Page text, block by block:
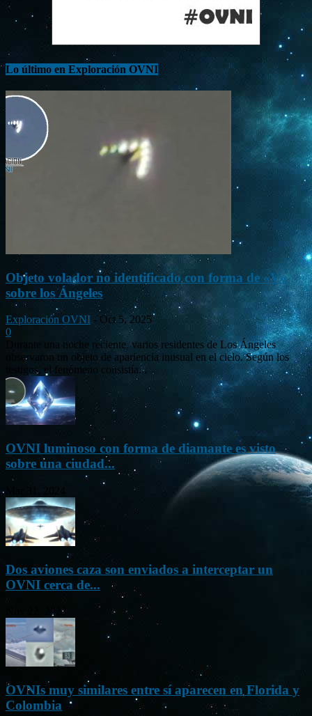
Lo último en Exploración OVNI
Objeto volador no identificado con forma de «V»
sobre los Ángeles
Exploración OVNI - Oct 5, 2025
0
Durante una noche reciente, varios residentes de Los Ángeles
observaron un objeto de apariencia inusual en el cielo. Según los
testigos, el fenómeno consistía...
OVNI luminoso con forma de diamante es visto
sobre una ciudad...
Dos aviones caza son enviados a interceptar un
OVNI cerca de...
Nov 22, 2023
OVNIs muy similares entre sí aparecen en Florida y
Colombia